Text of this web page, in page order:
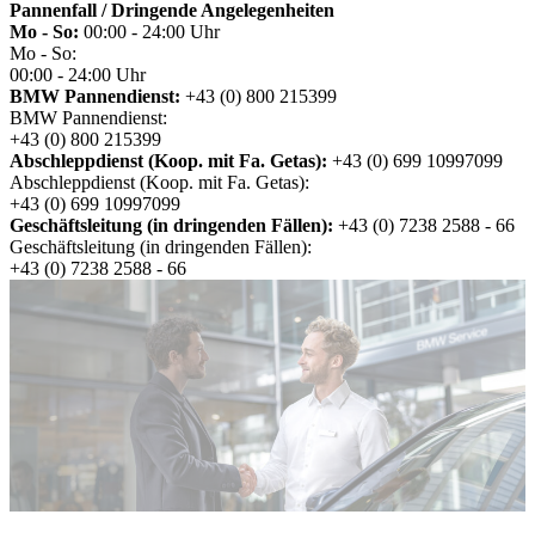
Pannenfall / Dringende Angelegenheiten
Mo - So: 00:00 - 24:00 Uhr
Mo - So:
00:00 - 24:00 Uhr
BMW Pannendienst: +43 (0) 800 215399
BMW Pannendienst:
+43 (0) 800 215399
Abschleppdienst (Koop. mit Fa. Getas): +43 (0) 699 10997099
Abschleppdienst (Koop. mit Fa. Getas):
+43 (0) 699 10997099
Geschäftsleitung (in dringenden Fällen): +43 (0) 7238 2588 - 66
Geschäftsleitung (in dringenden Fällen):
+43 (0) 7238 2588 - 66